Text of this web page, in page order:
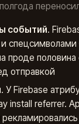
событий.
проде
отправкой
. У Firebase
install referrer.